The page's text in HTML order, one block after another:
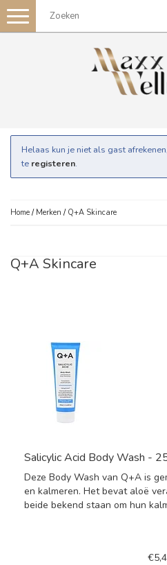
Toggle
navigation
Helaas kun je niet als gast
te registeren.
Home / Merken / Q+A Skincare
Q+A Skincare
Salicylic Acid Body Wash -
Deze Body Wash van Q+A is
en kalmeren. Het bevat aloë
beide bekend staan om hun